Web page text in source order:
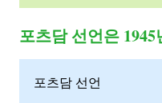
포츠담 선언은
포츠담 선언